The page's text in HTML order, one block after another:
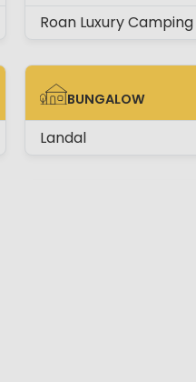
Roan Luxury
BUNGALOW
BUNGALOW
Landal